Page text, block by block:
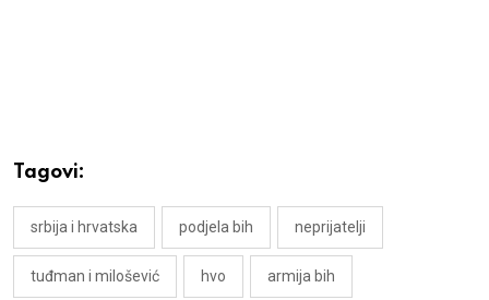
Tagovi:
srbija i hrvatska podjela bih neprijatelji
tuđman i milošević hvo armija bih